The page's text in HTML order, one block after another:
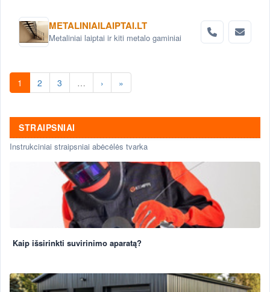
METALINIAILAIPTAI.LT
Metaliniai laiptai ir kiti metalo gaminiai
1 2 3 … › »
STRAIPSNIAI
Instrukciniai straipsniai abėcėlės tvarka
Kaip išsirinkti suvirinimo aparatą?